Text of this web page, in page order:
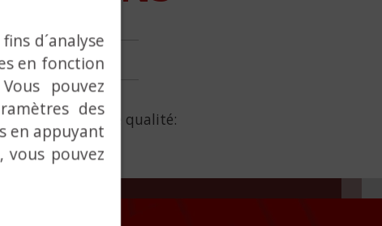
contrôle qualité:
d´analyse
en fonction
pouvez
des
en appuyant
pouvez